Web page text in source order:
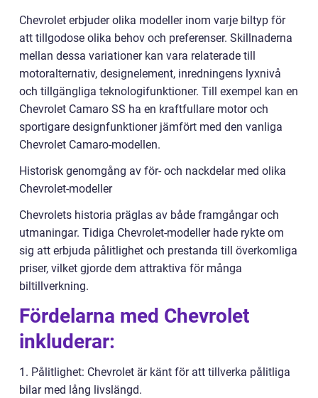
Chevrolet erbjuder olika modeller inom varje biltyp för
att tillgodose olika behov och preferenser. Skillnaderna
mellan dessa variationer kan vara relaterade till
motoralternativ, designelement, inredningens lyxnivå
och tillgängliga teknologifunktioner. Till exempel kan en
Chevrolet Camaro SS ha en kraftfullare motor och
sportigare designfunktioner jämfört med den vanliga
Chevrolet Camaro-modellen.
Historisk genomgång av för- och nackdelar med olika
Chevrolet-modeller
Chevrolets historia präglas av både framgångar och
utmaningar. Tidiga Chevrolet-modeller hade rykte om
sig att erbjuda pålitlighet och prestanda till överkomliga
priser, vilket gjorde dem attraktiva för många
biltillverkning.
Fördelarna med Chevrolet
inkluderar:
1. Pålitlighet: Chevrolet är känt för att tillverka pålitliga
bilar med lång livslängd.